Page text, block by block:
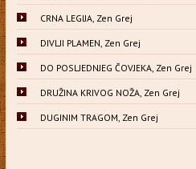
CRNA LEGIJA, Zen Grej
DIVLJI PLAMEN, Zen Grej
DO POSLJEDNJEG ČOVJEKA, Zen Grej
DRUŽINA KRIVOG NOŽA, Zen Grej
DUGINIM TRAGOM, Zen Grej